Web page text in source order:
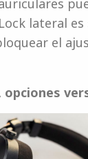
lateral
el
opciones